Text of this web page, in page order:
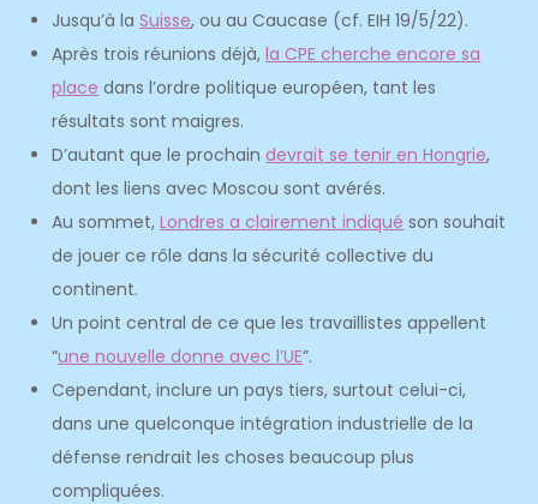
Jusqu’à laSuisse, ou au Caucase (cf. EIH 19/5/22).
Après trois réunions déjà,la CPE cherche encore sa
place dans l’ordre politique européen, tant les
résultats sont maigres.
D’autant que le prochaindevrait se tenir en Hongrie,
dont les liens avec Moscou sont avérés.
Au sommet,Londres a clairement indiqué son souhait
de jouer ce rôle dans la sécurité collective du
continent.
Un point central de ce que les travaillistes appellent
“une nouvelle donne avec l’UE”.
Cependant, inclure un pays tiers, surtout celui-ci,
dans une quelconque intégration industrielle de la
défense rendrait les choses beaucoup plus
compliquées.